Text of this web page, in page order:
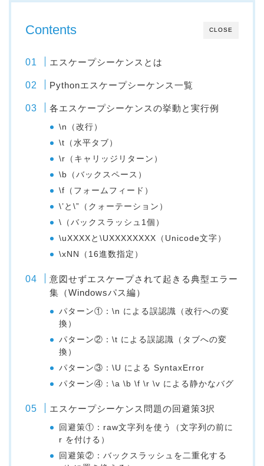
CLOSE
Contents
エスケープシーケンスとは
Pythonエスケープシーケンス一覧
各エスケープシーケンスの挙動と実行例
\n（改行）
\t（水平タブ）
\r（キャリッジリターン）
\b（バックスペース）
\f（フォームフィード）
\’と\”（クォーテーション）
\（バックスラッシュ1個）
\uXXXXと\UXXXXXXXX（Unicode文字）
\xNN（16進数指定）
意図せずエスケープされて起きる典型エラー
集（Windowsパス編）
パターン①：\n による誤認識（改行への変
換）
パターン②：\t による誤認識（タブへの変
換）
パターン③：\U による SyntaxError
パターン④：\a \b \f \r \v による静かなバグ
エスケープシーケンス問題の回避策3択
回避策①：raw文字列を使う（文字列の前に
r を付ける）
回避策②：バックスラッシュを二重化する